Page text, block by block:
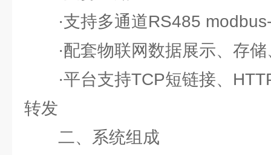
·支持多通道RS485 modbus-
·配套物联网数据展示、存储
·平台支持TCP短链接、
转发
二、系统组成